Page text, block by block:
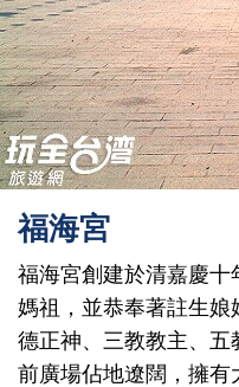
福海宮
福海宮創建於清嘉慶十
媽祖，並恭奉著註生
德正神、三教教主、
前廣場佔地遼闊，擁